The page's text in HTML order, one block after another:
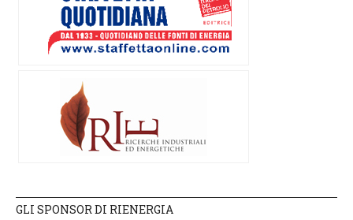
GLI SPONSOR DI RIENERGIA